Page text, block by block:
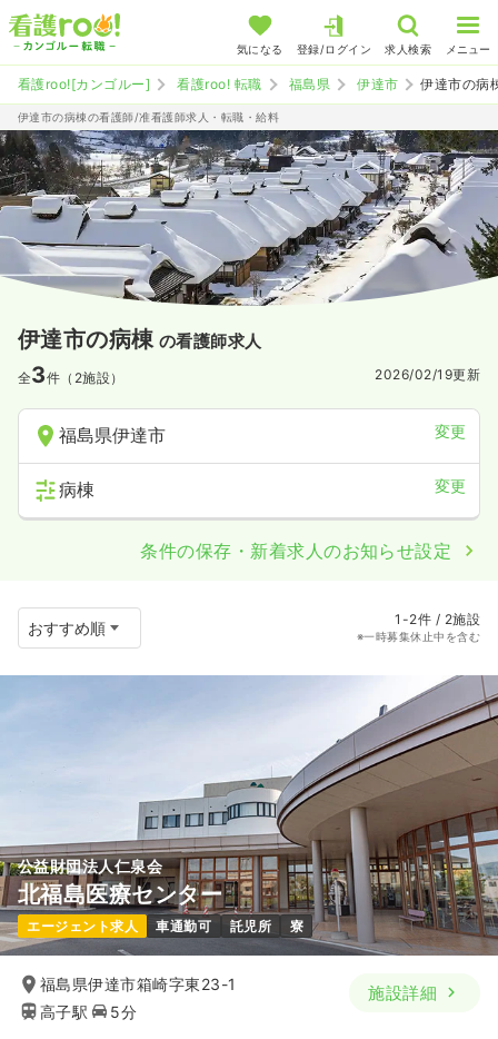
気になる 登録/ログイン 求人検索 メニュー
看護roo![カンゴルー] 看護roo! 転職 福島県 伊達市 伊達市の病
伊達市の病棟の看護師/准看護師求人・転職・給料
伊達市の病棟 の看護師求人
全3件（2施設） 2026/02/19更新
福島県伊達市 変更
病棟 変更
条件の保存・新着求人のお知らせ設定
1-2件 / 2施設
※一時募集休止中を含む
公益財団法人仁泉会
北福島医療センター
エージェント求人 車通勤可 託児所 寮
福島県伊達市箱崎字東23-1
高子駅
5分
施設詳細